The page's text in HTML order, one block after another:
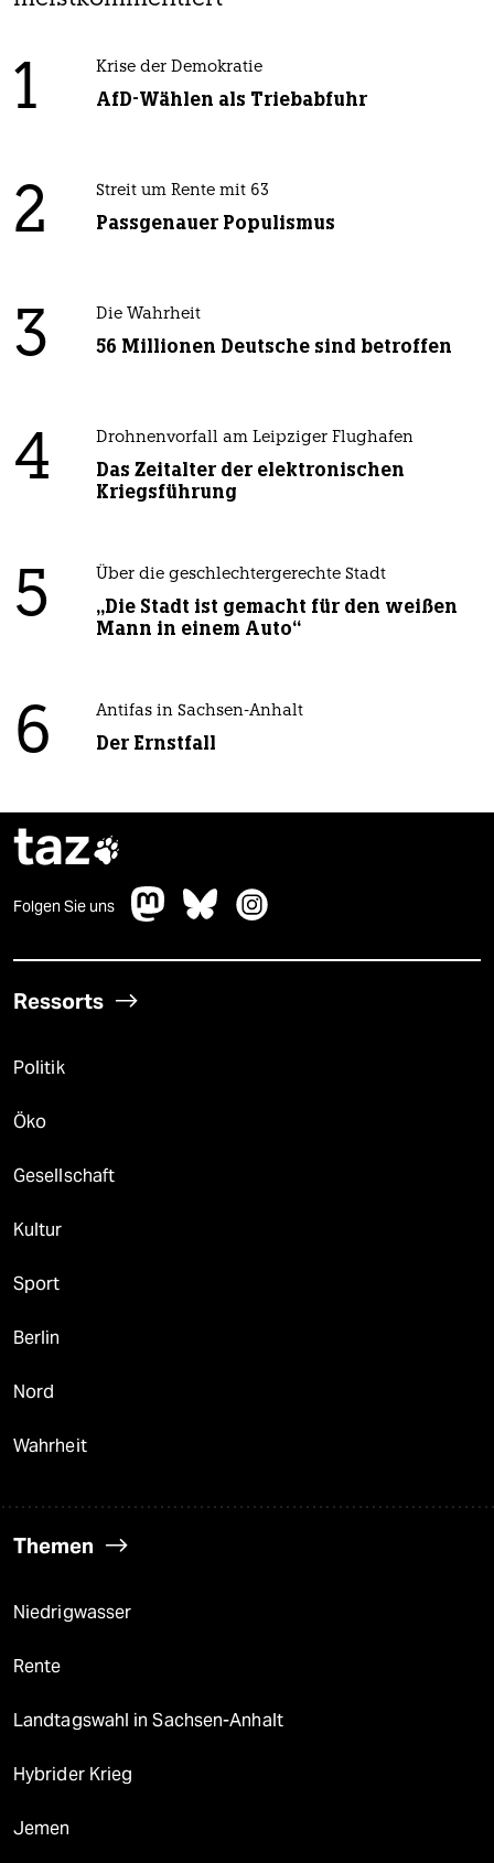
1 Krise der Demokratie
AfD-Wählen als Triebabfuhr
2 Streit um Rente mit 63
Passgenauer Populismus
3 Die Wahrheit
56 Millionen Deutsche sind betroffen
4 Drohnenvorfall am Leipziger Flughafen
Das Zeitalter der elektronischen
Kriegsführung
5 Über die geschlechtergerechte Stadt
„Die Stadt ist gemacht für den weißen
Mann in einem Auto“
6 Antifas in Sachsen-Anhalt
Der Ernstfall
taz
Folgen Sie uns
Ressorts
Politik
Öko
Gesellschaft
Kultur
Sport
Berlin
Nord
Wahrheit
Themen
Niedrigwasser
Rente
Landtagswahl in Sachsen-Anhalt
Hybrider Krieg
Jemen